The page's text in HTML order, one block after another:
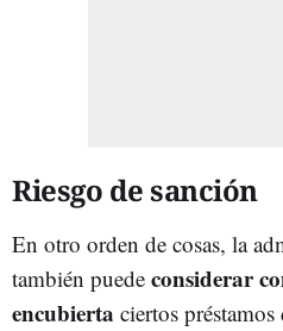
Riesgo de sanción
En otro orden de cosas, la
también puede considerar
encubierta ciertos